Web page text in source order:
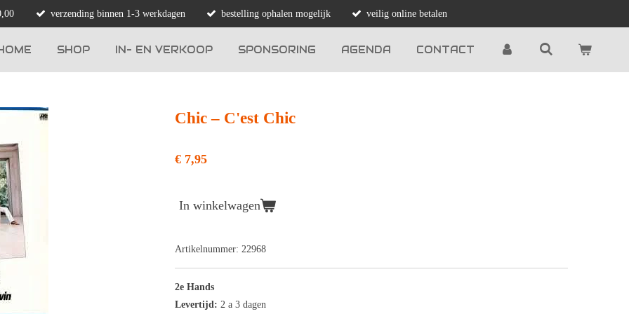
verzending binnen 1-3 werkdagen bestelling ophalen mogelijk veilig online betalen
SHOP IN- EN VERKOOP SPONSORING AGENDA CONTACT
Chic ‎– C'est Chic
€ 7,95
In winkelwagen
Artikelnummer: 22968
2e Hands
Levertijd: 2 a 3 dagen